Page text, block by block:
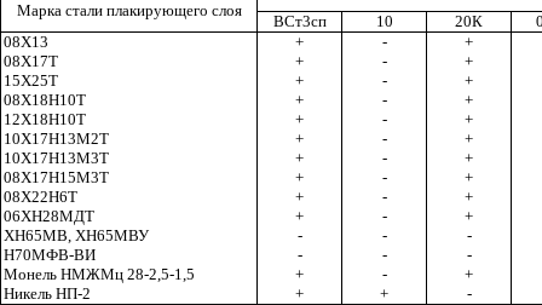
Марка стали плакирующего слоя
ВСт3сп 10 20К
08Х13
+ -
+
08Х17Т
+ -
+
15Х25Т
+ -
+
08Х18Н10Т
+ -
+
12Х18Н10Т
+ -
+
10Х17Н13М2Т
+ -
+
10Х17Н13М3Т
+ -
+
08Х17Н15М3Т
+ -
+
08Х22Н6Т
+ -
+
06ХН28МДТ
+ -
+
ХН65МВ, ХН65МВУ
- -
-
Н70МФВ-ВИ
- -
-
Монель НМЖМц 28-2,5-1,5
+ -
+
Никель НП-2
+ + -